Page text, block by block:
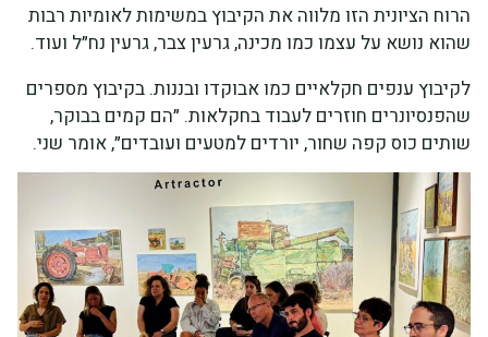
הרוח הציונית הזו מלווה את הקיבוץ במשימות לאומיות רבות
שהוא נושא על עצמו כמו מכינה, גרעין צבר, גרעין נח״ל ועוד.
לקיבוץ ענפים חקלאיים כמו אבוקדו ובננות. בקיבוץ מספרים
שהפנסיונרים חוזרים לעבוד בחקלאות. ״הם קמים בבוקר,
שותים כוס קפה שחור, יורדים למטעים ועובדים״, אומר שני.